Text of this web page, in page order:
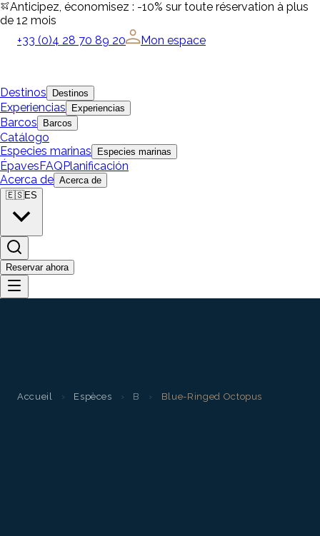
Anticipez, économisez : -10% sur toute réservation à plus
de 12 mois
+33 (0)4 28 70 89 20
Mon espace
Destinos Destinos
Experiencias Experiencias
Barcos Barcos
Catálogo
Especies marinas
Especies marinas
ÉpavesFAQPlanificación
Acerca de Acerca de
🇪🇸ES
Reservar ahora
Accueil › Espèces › B › Blue-Ringed Octopus